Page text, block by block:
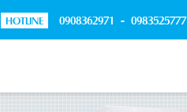
0908362971 - 0983525777